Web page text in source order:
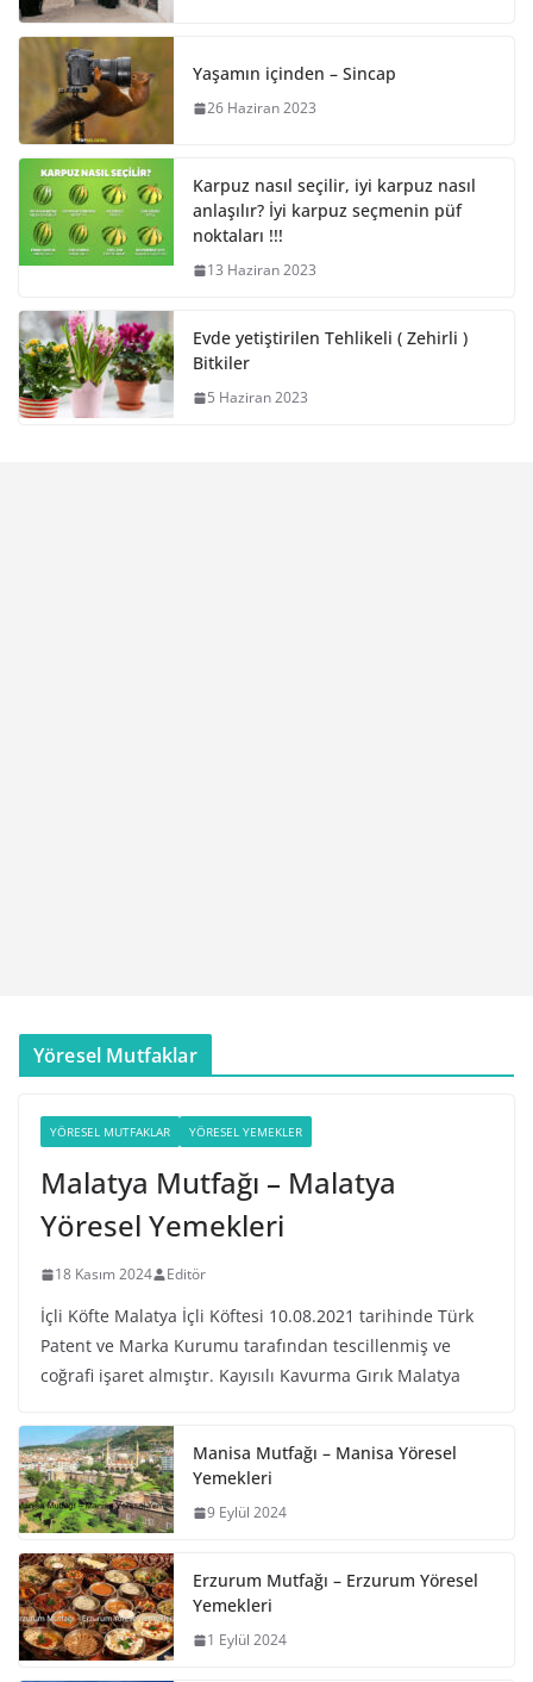
Yaşamın içinden – Sincap
26 Haziran 2023
Karpuz nasıl seçilir, iyi karpuz nasıl
anlaşılır? İyi karpuz seçmenin püf
noktaları !!!
13 Haziran 2023
Evde yetiştirilen Tehlikeli ( Zehirli )
Bitkiler
5 Haziran 2023
Yöresel Mutfaklar
YÖRESEL MUTFAKLAR YÖRESEL YEMEKLER
Malatya Mutfağı – Malatya
Yöresel Yemekleri
18 Kasım 2024 Editör
İçli Köfte Malatya İçli Köftesi 10.08.2021 tarihinde Türk
Patent ve Marka Kurumu tarafından tescillenmiş ve
coğrafi işaret almıştır. Kayısılı Kavurma Gırık Malatya
Manisa Mutfağı – Manisa Yöresel
Yemekleri
9 Eylül 2024
Erzurum Mutfağı – Erzurum Yöresel
Yemekleri
1 Eylül 2024